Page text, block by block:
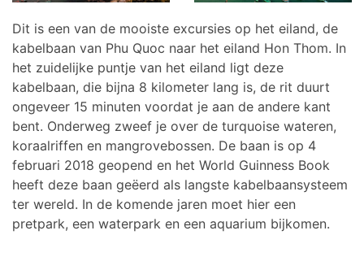
Dit is een van de mooiste excursies op het eiland, de
kabelbaan van Phu Quoc naar het eiland Hon Thom. In
het zuidelijke puntje van het eiland ligt deze
kabelbaan, die bijna 8 kilometer lang is, de rit duurt
ongeveer 15 minuten voordat je aan de andere kant
bent. Onderweg zweef je over de turquoise wateren,
koraalriffen en mangrovebossen. De baan is op 4
februari 2018 geopend en het World Guinness Book
heeft deze baan geëerd als langste kabelbaansysteem
ter wereld. In de komende jaren moet hier een
pretpark, een waterpark en een aquarium bijkomen.